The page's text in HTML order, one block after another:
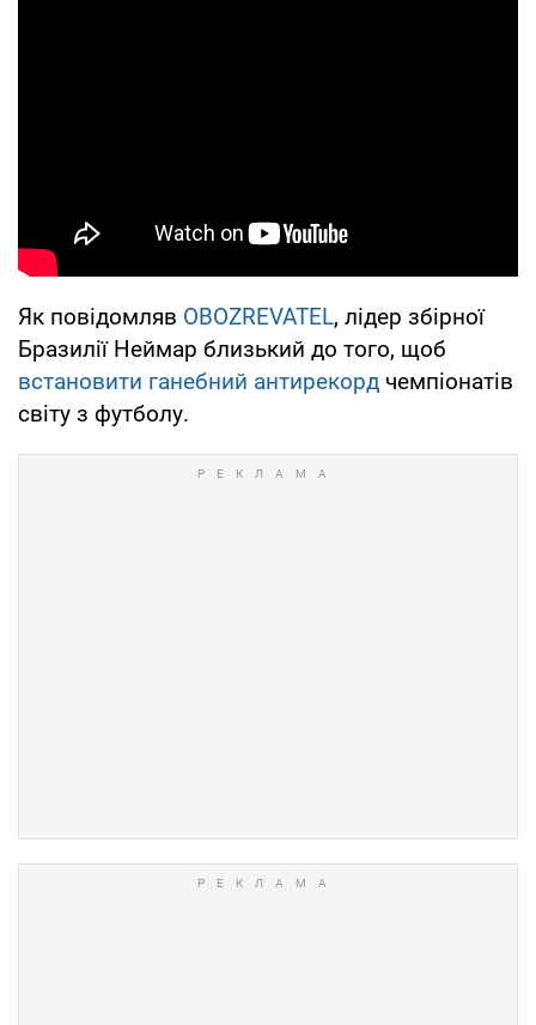
Як повідомляв OBOZREVATEL, лідер збірної
Бразилії Неймар близький до того, щоб
встановити ганебний антирекорд чемпіонатів
світу з футболу.